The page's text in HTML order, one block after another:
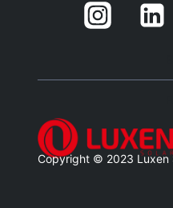
Copyright © 2023 Luxen